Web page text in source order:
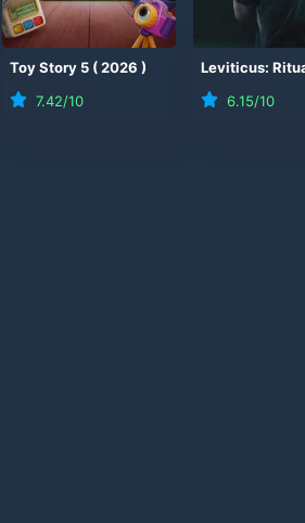
2026)
Toy Story 5 (2026 )
7.42/10
6.15/10